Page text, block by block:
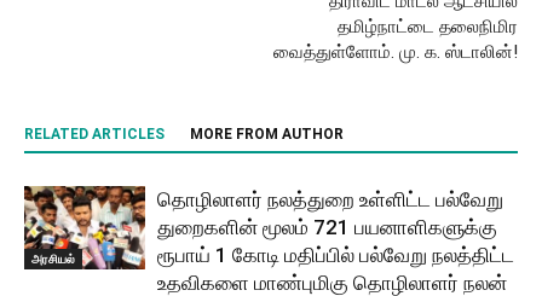
தமிழ்நாட்டை தலைநிமிர
வைத்துள்ளோம். மு. க. ஸ்டாலின்!
RELATED ARTICLES MORE FROM AUTHOR
அரசியல்
தொழிலாளர் நலத்துறை உள்ளிட்ட பல்வேறு
துறைகளின் மூலம் 721 பயனாளிகளுக்கு
ரூபாய் 1 கோடி மதிப்பில் பல்வேறு நலத்திட்ட
உதவிகளை மாண்புமிகு தொழிலாளர் நலன்